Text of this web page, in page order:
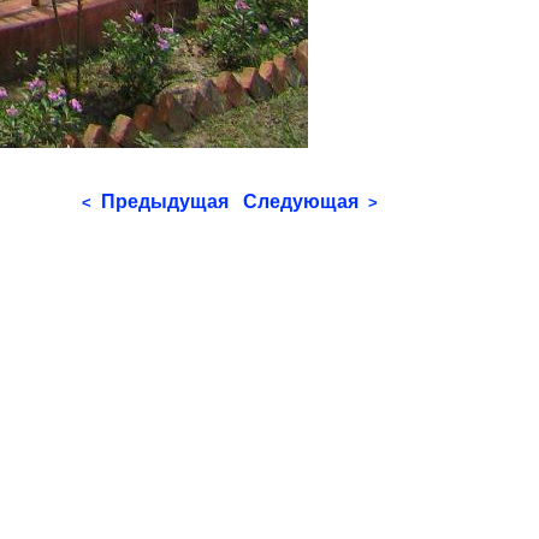
< Предыдущая Следующая >